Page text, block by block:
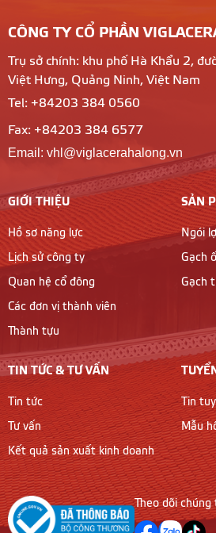
CÔNG TY CỔ PHẦN
Trụ sở chính: khu phố Hà Khẩu 2,
Việt Hưng, Quảng Ninh, Việt Nam
Tel: +84203 384 0560
Fax: +84203 384 6577
Email: vhl@viglacerahalong.vn
GIỚI THIỆU
Hồ sơ năng lực
Lịch sử công ty
Quan hệ cổ đông
Các đơn vị thành viên
Thành tựu
SẢN
Ngói
Gạch
Gạch
TIN TỨC & TƯ VẤN
Tin tức
Tư vấn
Kết quả sản xuất kinh doanh
Tin
Mẫu
Theo dõi chúng